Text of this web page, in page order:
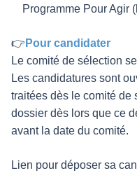
Programme Pour Agir
👉 Pour candidater
Le comité de sélection
Les candidatures sont
traitées dès le comité de
dossier dès lors que ce
avant la date du comité.
Lien pour déposer sa